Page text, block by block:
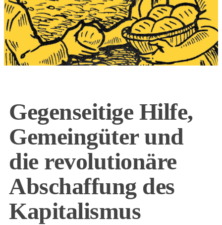
Gegenseitige Hilfe,
Gemeingüter und
die revolutionäre
Abschaffung des
Kapitalismus